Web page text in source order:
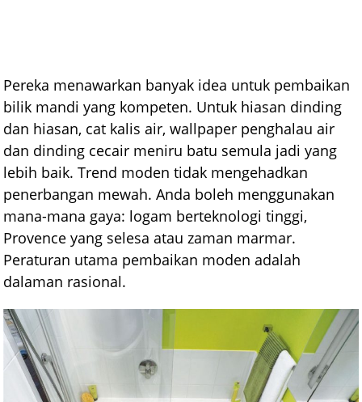
Pereka menawarkan banyak idea untuk pembaikan
bilik mandi yang kompeten. Untuk hiasan dinding
dan hiasan, cat kalis air, wallpaper penghalau air
dan dinding cecair meniru batu semula jadi yang
lebih baik. Trend moden tidak mengehadkan
penerbangan mewah. Anda boleh menggunakan
mana-mana gaya: logam berteknologi tinggi,
Provence yang selesa atau zaman marmar.
Peraturan utama pembaikan moden adalah
dalaman rasional.